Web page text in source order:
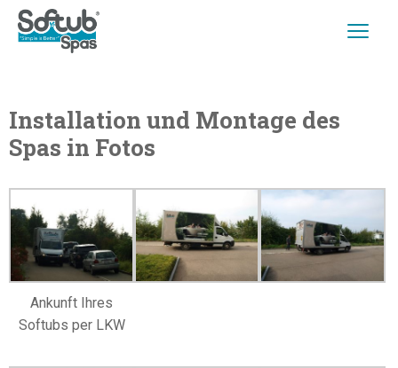
Installation und Montage des
Spas in Fotos
Ankunft Ihres
Softubs per LKW